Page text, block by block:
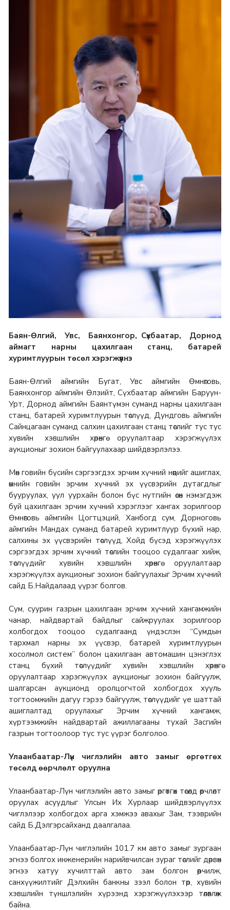
Баян-Өлгий, Увс, Баянхонгор, Сүхбаатар, Дорнод
аймагт нарны цахилгаан станц, батарей
хуримтлуурын төсөл хэрэгжүүлнэ
Баян-Өлгий аймгийн Бугат, Увс аймгийн Өмнөговь,
Баянхонгор аймгийн Өлзийт, Сүхбаатар аймгийн Баруун-
Урт, Дорнод аймгийн Баянтүмэн суманд нарны цахилгаан
станц, батарей хуримтлуурын төслүүд, Дундговь аймгийн
Сайнцагаан суманд салхин цахилгаан станц төслийг тус тус
хувийн хэвшлийн хөрөнгө оруулалтаар хэрэгжүүлэх
аукционыг зохион байгуулахаар шийдвэрлэлээ.
Мөн говийн бүсийн сэргээгдэх эрчим хүчний нөөцийг ашиглах,
өмнийн говийн эрчим хүчний эх үүсвэрийн дутагдлыг
бууруулах, уул уурхайн болон бүс нутгийн өсөн нэмэгдэж
буй цахилгаан эрчим хүчний хэрэглээг хангах зорилгоор
Өмнөговь аймгийн Цогтцэций, Ханбогд сум, Дорноговь
аймгийн Мандах суманд батарей хуримтлуур бүхий нар,
салхины эх үүсвэрийн төслүүд, Хойд бүсэд хэрэгжүүлэх
сэргээгдэх эрчим хүчний төслийн тооцоо судалгааг хийж,
төслүүдийг хувийн хэвшлийн хөрөнгө оруулалтаар
хэрэгжүүлэх аукционыг зохион байгуулахыг Эрчим хүчний
сайд Б.Найдалаад үүрэг болгов.
Сум, суурин газрын цахилгаан эрчим хүчний хангамжийн
чанар, найдвартай байдлыг сайжруулах зорилгоор
холбогдох тооцоо судалгаанд үндэслэн “Сумдын
тархмал нарны эх үүсвэр, батарей хуримтлуурын
хосолмол систем” болон цахилгаан автомашин цэнэглэх
станц бүхий төслүүдийг хувийн хэвшлийн хөрөнгө
оруулалтаар хэрэгжүүлэх аукционыг зохион байгуулж,
шалгарсан аукционд оролцогчтой холбогдох хууль
тогтоомжийн дагуу гэрээ байгуулж, төслүүдийг үе шаттай
ашиглалтад оруулахыг Эрчим хүчний хангамж,
хүртээмжийн найдвартай ажиллагааны тухай Засгийн
газрын тогтоолоор тус тус үүрэг болголоо.
Улаанбаатар-Лүн чиглэлийн авто замыг өргөтгөх
төсөлд өөрчлөлт оруулна
Улаанбаатар-Лүн чиглэлийн авто замыг өргөтгөх төсөлд өөрчлөлт
оруулах асуудлыг Улсын Их Хурлаар шийдвэрлүүлэх
чиглэлээр холбогдох арга хэмжээ авахыг Зам, тээврийн
сайд Б.Дэлгэрсайханд даалгалаа.
Улаанбаатар-Лүн чиглэлийн 101.7 км авто замыг зургаан
эгнээ болгох инженерийн нарийвчилсан зураг төслийг дөрвөн
эгнээ хатуу хучилттай авто зам болгон өөрчилж,
санхүүжилтийг Дэлхийн банкны зээл болон төр, хувийн
хэвшлийн түншлэлийн хүрээнд хэрэгжүүлэхээр төлөвлөж
байна.